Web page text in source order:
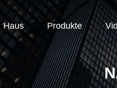
Haus Produkte